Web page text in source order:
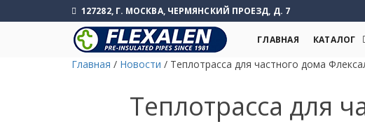
127282, Г. МОСКВА, ЧЕРМЯНСКИЙ ПРОЕЗД, Д. 7
ГЛАВНАЯ КАТАЛОГ
Главная / Новости / Теплотрасса для частного дома
Теплотрасса для